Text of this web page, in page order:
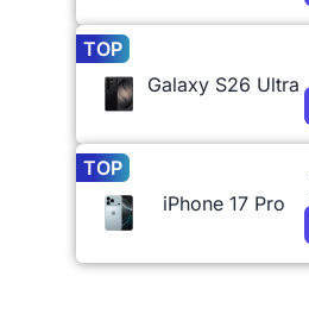
TOP
Galaxy S26 Ultra
TOP
iPhone 17 Pro